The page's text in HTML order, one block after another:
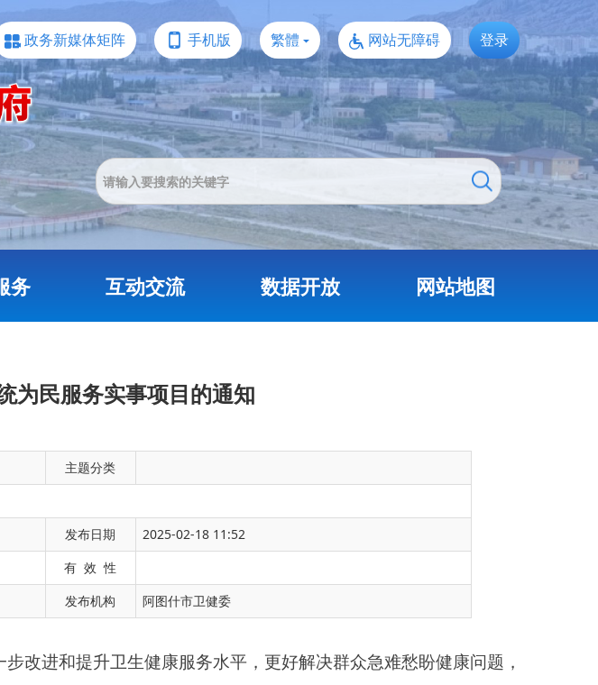
政务新媒体矩阵 手机版 繁體 网站无障碍 登录
务 互动交流 数据开放 网站地图
为民服务实事项目的通知
主题分类
发布日期
2025-02-18 11:52
有 效 性
发布机构 阿图什市卫健委
健康服务水平，更好解决群众急难愁盼健康问题，
关事项通知如下：
聚全委全系统之力，在2025年用心用情做好八件为